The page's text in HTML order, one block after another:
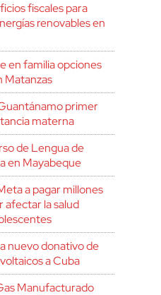
fiscales para
renovables en
en familia opciones
Matanzas
primer
materna
de Lengua de
en Mayabeque
a pagar millones
afectar la salud
nuevo donativo de
a Cuba
Manufacturado